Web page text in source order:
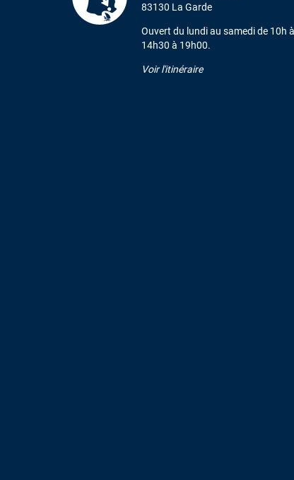
83130 La Garde
Ouvert du lundi au samedi de 10h
14h30 à 19h00.
Voir l'itinéraire